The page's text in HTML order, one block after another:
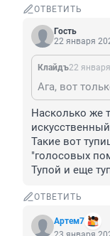
ОТВЕТИТЬ
Гость
22 января
Клайдъ22
Насколько же
Такие вот
"голосовых
Тупой и еще
ОТВЕТИТЬ
Артем7